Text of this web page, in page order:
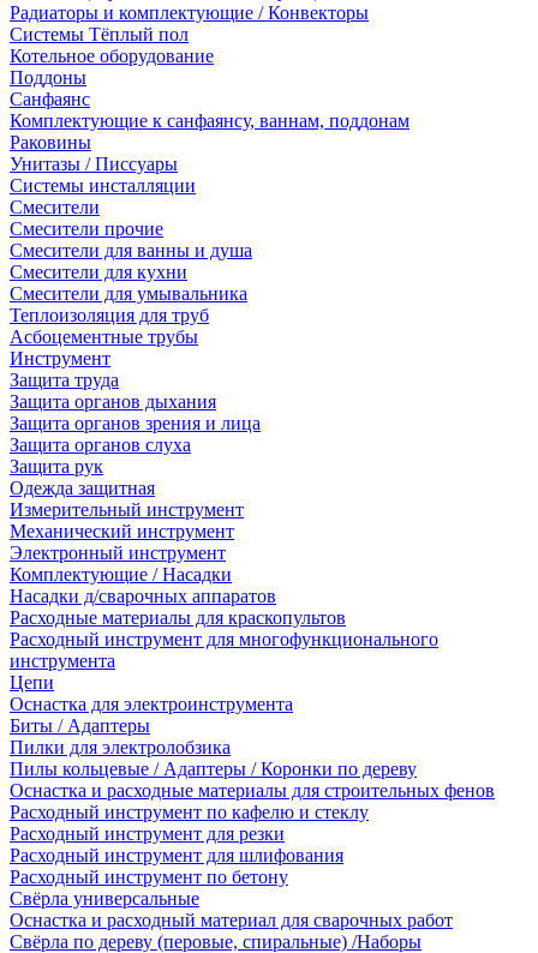
Радиаторы и комплектующие / Конвекторы
Системы Тёплый пол
Котельное оборудование
Поддоны
Санфаянс
Комплектующие к санфаянсу, ваннам, поддонам
Раковины
Унитазы / Писсуары
Системы инсталляции
Смесители
Смесители прочие
Смесители для ванны и душа
Смесители для кухни
Смесители для умывальника
Теплоизоляция для труб
Асбоцементные трубы
Инструмент
Защита труда
Защита органов дыхания
Защита органов зрения и лица
Защита органов слуха
Защита рук
Одежда защитная
Измерительный инструмент
Механический инструмент
Электронный инструмент
Комплектующие / Насадки
Насадки д/сварочных аппаратов
Расходные материалы для краскопультов
Расходный инструмент для многофункционального
инструмента
Цепи
Оснастка для электроинструмента
Биты / Адаптеры
Пилки для электролобзика
Пилы кольцевые / Адаптеры / Коронки по дереву
Оснастка и расходные материалы для строительных фенов
Расходный инструмент по кафелю и стеклу
Расходный инструмент для резки
Расходный инструмент для шлифования
Расходный инструмент по бетону
Свёрла универсальные
Оснастка и расходный материал для сварочных работ
Свёрла по дереву (перовые, спиральные) /Наборы